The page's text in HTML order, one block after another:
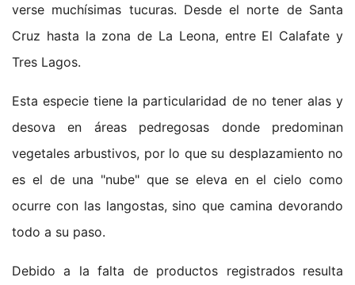
verse muchísimas tucuras. Desde el norte de Santa
Cruz hasta la zona de La Leona, entre El Calafate y
Tres Lagos.
Esta especie tiene la particularidad de no tener alas y
desova en áreas pedregosas donde predominan
vegetales arbustivos, por lo que su desplazamiento no
es el de una "nube" que se eleva en el cielo como
ocurre con las langostas, sino que camina devorando
todo a su paso.
Debido a la falta de productos registrados resulta